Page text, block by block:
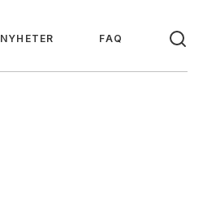
NYHETER FAQ